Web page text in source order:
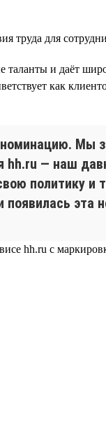
труда для
и даёт
как
Мы
— наш
политику
эта
hh.ru с